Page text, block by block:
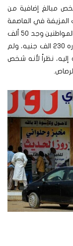
مبالغ إضافية من
المزيفة في العاصمة
الخرطوم خاصة من فئة الـ1000 جنيه، فهناك أحد المواطنين وجد 50 ألف
جنيه مزيفة وسط المبلغ المرسل إليه والبالغ قدره 230 الف جنيه، ولم
نظراً لأنه شخص